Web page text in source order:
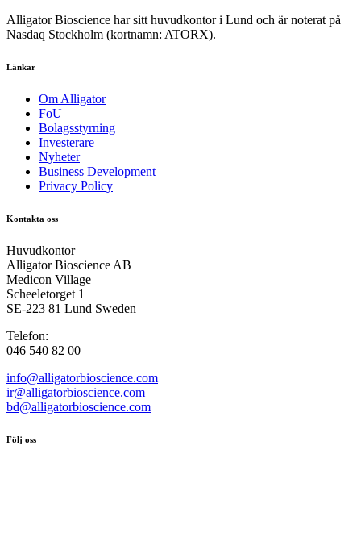
Alligator Bioscience har sitt huvudkontor i Lund och är noterat på
Nasdaq Stockholm (kortnamn: ATORX).
Länkar
Om Alligator
FoU
Bolagsstyrning
Investerare
Nyheter
Business Development
Privacy Policy
Kontakta oss
Huvudkontor
Alligator Bioscience AB
Medicon Village
Scheeletorget 1
SE-223 81 Lund Sweden
Telefon:
046 540 82 00
info@alligatorbioscience.com
ir@alligatorbioscience.com
bd@alligatorbioscience.com
Följ oss